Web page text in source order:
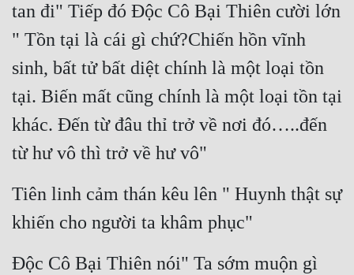
tan đi" Tiếp đó Độc Cô Bại Thiên cười lớn
" Tồn tại là cái gì chứ?Chiến hồn vĩnh
sinh, bất tử bất diệt chính là một loại tồn
tại. Biến mất cũng chính là một loại tồn tại
khác. Đến từ đâu thỉ trở về nơi đó…..đến
từ hư vô thì trở về hư vô"
Tiên linh cảm thán kêu lên " Huynh thật sự
khiến cho người ta khâm phục"
Độc Cô Bại Thiên nói" Ta sớm muộn gì